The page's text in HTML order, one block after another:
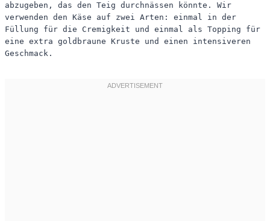
abzugeben, das den Teig durchnässen könnte. Wir
verwenden den Käse auf zwei Arten: einmal in der
Füllung für die Cremigkeit und einmal als Topping für
eine extra goldbraune Kruste und einen intensiveren
Geschmack.